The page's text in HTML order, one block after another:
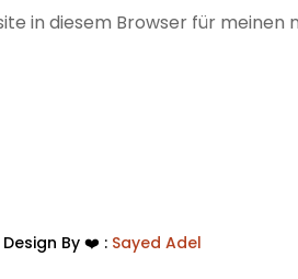
in diesem Browser für
Design By ❤️ : Sayed Adel